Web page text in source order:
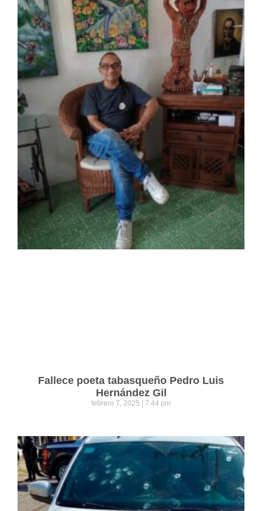
Fallece poeta tabasqueño Pedro Luis
Hernández Gil
febrero 7, 2025 7:44 pm